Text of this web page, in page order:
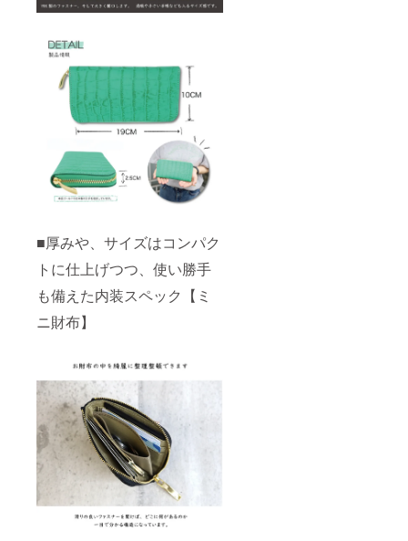
■厚みや、サイズはコンパク
トに仕上げつつ、使い勝手
も備えた内装スペック【ミ
ニ財布】